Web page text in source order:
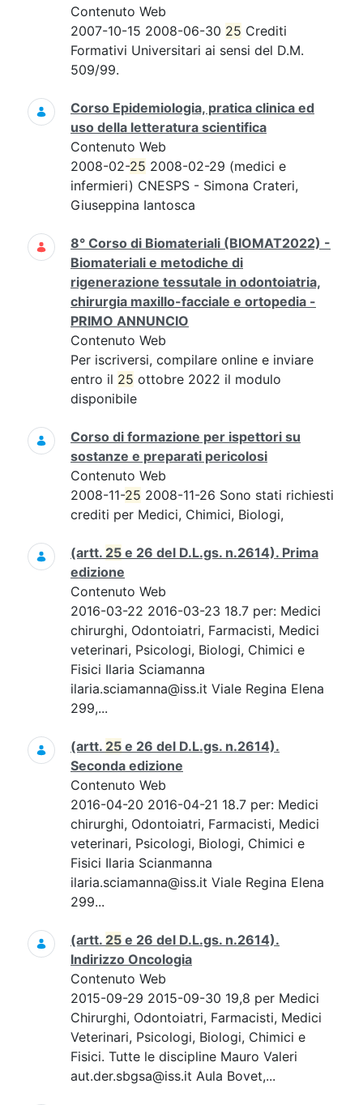
Contenuto Web
2007-10-15 2008-06-30 25 Crediti
Formativi Universitari ai sensi del D.M.
509/99.
Corso Epidemiologia, pratica clinica ed
uso della letteratura scientifica
Contenuto Web
2008-02-25 2008-02-29 (medici e
infermieri) CNESPS - Simona Crateri,
Giuseppina Iantosca
8° Corso di Biomateriali (BIOMAT2022) -
Biomateriali e metodiche di
rigenerazione tessutale in odontoiatria,
chirurgia maxillo-facciale e ortopedia -
PRIMO ANNUNCIO
Contenuto Web
Per iscriversi, compilare online e inviare
entro il 25 ottobre 2022 il modulo
disponibile
Corso di formazione per ispettori su
sostanze e preparati pericolosi
Contenuto Web
2008-11-25 2008-11-26 Sono stati richiesti
crediti per Medici, Chimici, Biologi,
(artt. 25 e 26 del D.L.gs. n.2614). Prima
edizione
Contenuto Web
2016-03-22 2016-03-23 18.7 per: Medici
chirurghi, Odontoiatri, Farmacisti, Medici
veterinari, Psicologi, Biologi, Chimici e
Fisici Ilaria Sciamanna
ilaria.sciamanna@iss.it Viale Regina Elena
299,...
(artt. 25 e 26 del D.L.gs. n.2614).
Seconda edizione
Contenuto Web
2016-04-20 2016-04-21 18.7 per: Medici
chirurghi, Odontoiatri, Farmacisti, Medici
veterinari, Psicologi, Biologi, Chimici e
Fisici Ilaria Scianmanna
ilaria.sciamanna@iss.it Viale Regina Elena
299...
(artt. 25 e 26 del D.L.gs. n.2614).
Indirizzo Oncologia
Contenuto Web
2015-09-29 2015-09-30 19,8 per Medici
Chirurghi, Odontoiatri, Farmacisti, Medici
Veterinari, Psicologi, Biologi, Chimici e
Fisici. Tutte le discipline Mauro Valeri
aut.der.sbgsa@iss.it Aula Bovet,...